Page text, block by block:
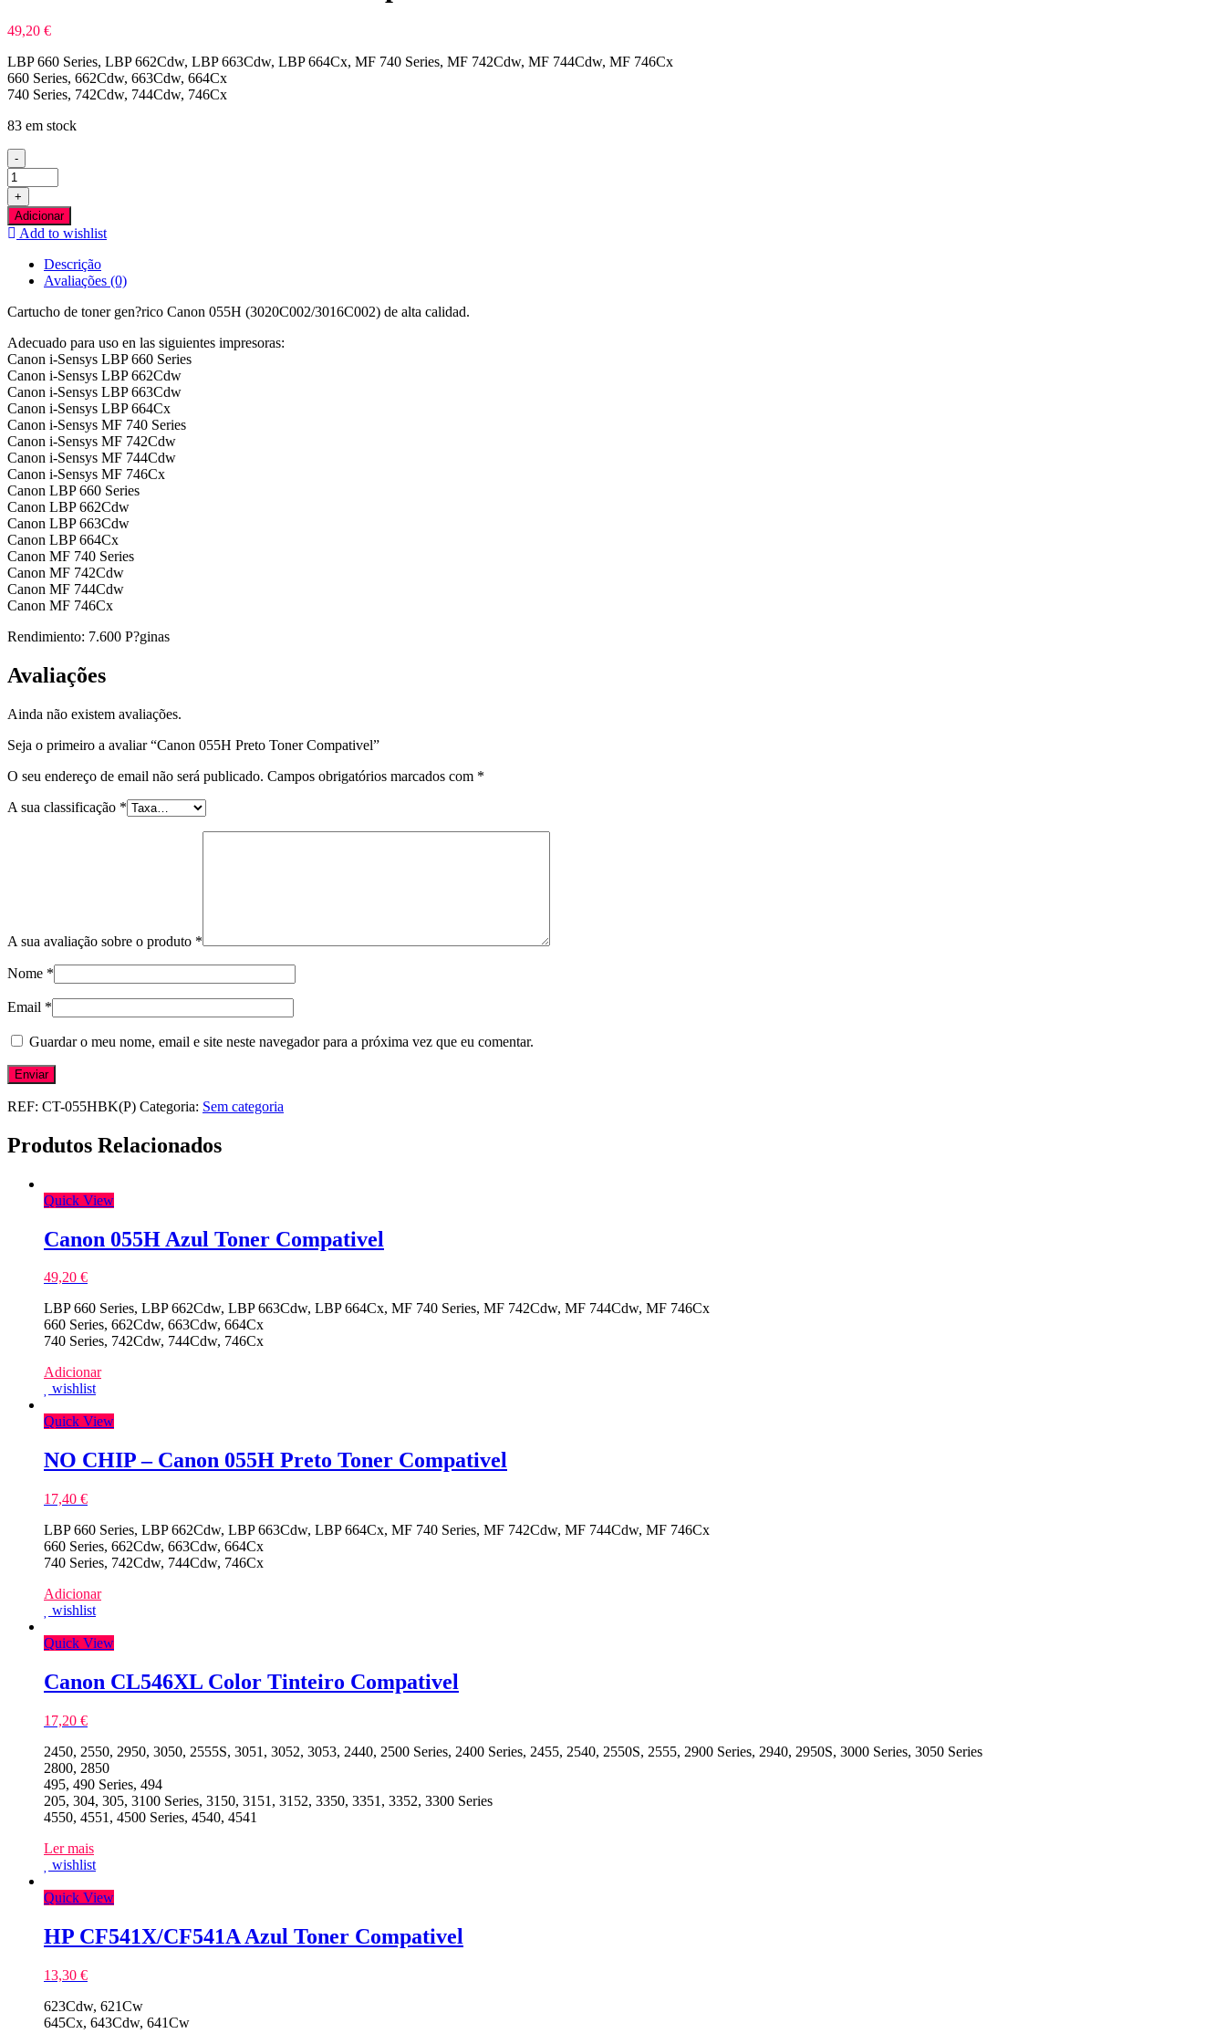
49,20 €
LBP 660 Series, LBP 662Cdw, LBP 663Cdw, LBP 664Cx, MF 740 Series, MF 742Cdw, MF 744Cdw, MF 746Cx
660 Series, 662Cdw, 663Cdw, 664Cx
740 Series, 742Cdw, 744Cdw, 746Cx
83 em stock
-
Quantidade
de
Canon
055H
Preto
Compativel
+
Adicionar
Add to wishlist
Descrição
Avaliações (0)
Cartucho de toner gen?rico Canon 055H (3020C002/3016C002) de alta calidad.
Adecuado para uso en las siguientes impresoras:
Canon i-Sensys LBP 660 Series
Canon i-Sensys LBP 662Cdw
Canon i-Sensys LBP 663Cdw
Canon i-Sensys LBP 664Cx
Canon i-Sensys MF 740 Series
Canon i-Sensys MF 742Cdw
Canon i-Sensys MF 744Cdw
Canon i-Sensys MF 746Cx
Canon LBP 660 Series
Canon LBP 662Cdw
Canon LBP 663Cdw
Canon LBP 664Cx
Canon MF 740 Series
Canon MF 742Cdw
Canon MF 744Cdw
Canon MF 746Cx
Rendimiento: 7.600 P?ginas
Avaliações
Ainda não existem avaliações.
Seja o primeiro a avaliar “Canon 055H Preto Toner Compativel”
O seu endereço de email não será publicado. Campos obrigatórios marcados com *
A sua classificação *
A sua avaliação sobre o produto *
Nome *
Email *
Guardar o meu nome, email e site neste navegador para a próxima vez que eu comentar.
REF: CT-055HBK(P) Categoria: Sem categoria
Produtos Relacionados
Quick View
Canon 055H Azul Toner Compativel
49,20 €
LBP 660 Series, LBP 662Cdw, LBP 663Cdw, LBP 664Cx, MF 740 Series, MF 742Cdw, MF 744Cdw, MF 746Cx
660 Series, 662Cdw, 663Cdw, 664Cx
740 Series, 742Cdw, 744Cdw, 746Cx
Adicionar
wishlist
Quick View
NO CHIP – Canon 055H Preto Toner Compativel
17,40 €
LBP 660 Series, LBP 662Cdw, LBP 663Cdw, LBP 664Cx, MF 740 Series, MF 742Cdw, MF 744Cdw, MF 746Cx
660 Series, 662Cdw, 663Cdw, 664Cx
740 Series, 742Cdw, 744Cdw, 746Cx
Adicionar
wishlist
Quick View
Canon CL546XL Color Tinteiro Compativel
17,20 €
2450, 2550, 2950, 3050, 2555S, 3051, 3052, 3053, 2440, 2500 Series, 2400 Series, 2455, 2540, 2550S, 2555, 2900 Series, 2940, 2950S, 3000 Series, 3050 Series
2800, 2850
495, 490 Series, 494
205, 304, 305, 3100 Series, 3150, 3151, 3152, 3350, 3351, 3352, 3300 Series
4550, 4551, 4500 Series, 4540, 4541
Ler mais
wishlist
Quick View
HP CF541X/CF541A Azul Toner Compativel
13,30 €
623Cdw, 621Cw
645Cx, 643Cdw, 641Cw